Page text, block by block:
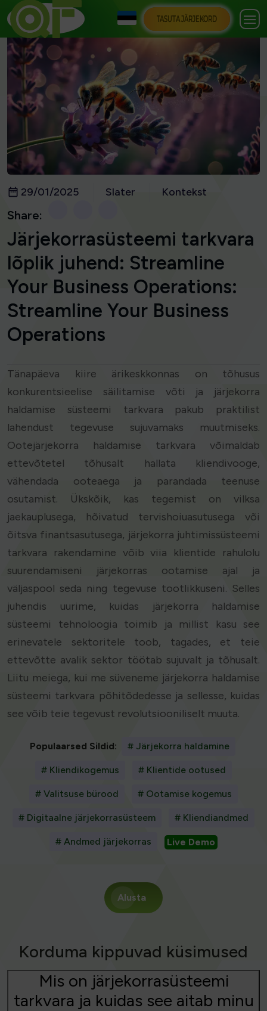
TASUTA JÄRJEKORD
29/01/2025 Slater Kontekst
Share:
Järjekorrasüsteemi tarkvara
lõplik juhend: Streamline
Your Business Operations:
Streamline Your Business
Operations
Tänapäeva kiire ärikeskkonnas on tõhusus
konkurentsieelise säilitamise võti ja järjekorra
haldamise süsteemi tarkvara pakub praktilist
lahendust tegevuse sujuvamaks muutmiseks.
Ootejärjekorra haldamise tarkvara võimaldab
ettevõtetel tõhusalt hallata kliendivooge,
vähendada ooteaega ja parandada teenuse
osutamist. Ükskõik, kas tegemist on vilksa
jaekauplusega, hõivatud tervishoiuasutusega või
õitsva finantsasutusega, järjekorra juhtimissüsteemi
tarkvara rakendamine võib viia klientide rahulolu
suurendamiseni järjekorras ootamise ajal ja
väljaspool seda ning tegevuse tootlikkuseni. Selles
juhendis uurime, kuidas järjekorra haldamise
süsteemi tehnoloogia toimib ja millist kasu see
erinevatele sektoritele toob, tagades, et teie
ettevõtte avalik sektor töötab sujuvalt ja tõhusalt.
Liitu meiega, kui me süveneme järjekorra haldamise
süsteemi tarkvara põhitõdedesse ja sellesse, kuidas
see võib teie tegevust revolutsiooniliselt muuta.
Populaarsed Sildid: # Järjekorra haldamine
# Kliendikogemus # Klientide ootused
# Valitsuse bürood # Ootamise kogemus
# Digitaalne järjekorrasüsteem # Kliendiandmed
# Andmed järjekorras Live Demo
Alusta
Korduma kippuvad küsimused
Mis on järjekorrasüsteemi
tarkvara ja kuidas see aitab minu